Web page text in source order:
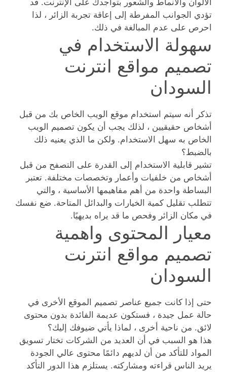
الألوان والأنماط والشعور بتواجدك على الإنترنت. قد
تؤدي الجوانب المفرطة إلى إعاقة تجربة الزائر ، لذا
احرص على عدم المبالغة في ذلك.
سهولة الاستخدام في
تصميم مواقع انترنت
السودان
تذكر أنه سيتم استخدام موقع الويب الخاص بك من قبل
أشخاص حقيقيين ، لذلك يجب أن يكون تصميم الويب
الخاص به سهل الاستخدام. ولكن ما الذي يعنيه ذلك
بالضبط؟
تشير قابلية الاستخدام إلى القدرة على التصفح من قبل
أشخاص من خلفيات وأعمار وتخصصات مختلفة. تعتبر
البساطة واحدة من أهم مفاهيمها الأساسية ، والتي
تتطلب تقليل كمية الخيارات والبدائل المتاحة. ضع نفسك
في مكان الزائر وفحص ما قد يراه بديهيًا.
معيار المحتوى واهمية
تصميم مواقع انترنت
السودان
حتى إذا كانت جميع عناصر تصميم الموقع الأخرى في
حالة عمل جيدة ، فستكون عديمة الفائدة بدون محتوى
لائق. من ناحية أخرى ، لماذا يأتي ضيوفك إليك؟
هذا هو السبب في أن العديد من الشركات تختار تسويق
المواد للتأكد من أن لديهم دائمًا محتوى عالي الجودة
يريد الناس قراءته ومشاركته. يستلزم هذا الدور التأكد